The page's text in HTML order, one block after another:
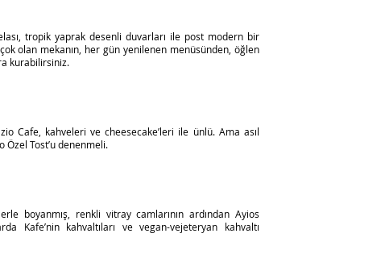
tropik yaprak desenli duvarları ile post modern bir
olan mekanın, her gün yenilenen menüsünden, öğlen
kurabilirsiniz.
Cafe, kahveleri ve cheesecake’leri ile ünlü. Ama asıl
Özel Tost’u denenmeli.
boyanmış, renkli vitray camlarının ardından Ayios
Kafe’nin kahvaltıları ve vegan-vejeteryan kahvaltı